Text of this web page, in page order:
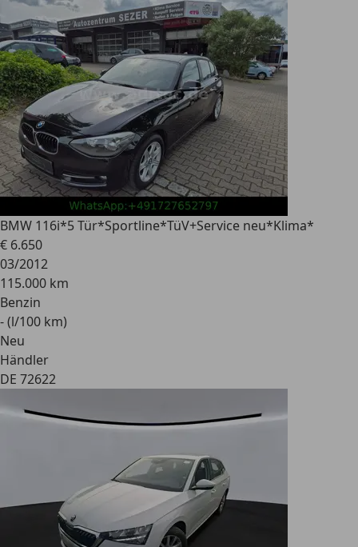
BMW 116i*5 Tür*Sportline*TüV+Service neu*Klima*
€ 6.650
03/2012
115.000 km
Benzin
- (l/100 km)
Neu
Händler
DE 72622